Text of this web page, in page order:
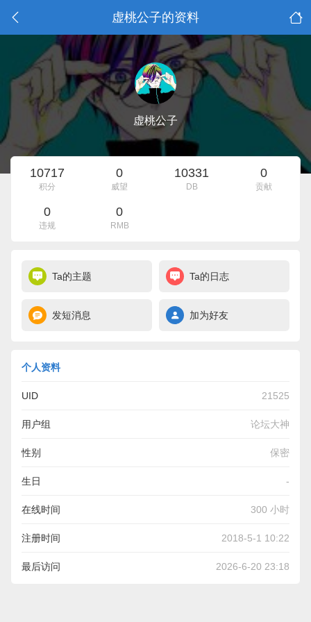
虚桃公子的资料
虚桃公子
10717
积分
0
威望
10331
DB
0
贡献
0
违规
0
RMB
Ta的主题 Ta的日志
发短消息 加为好友
个人资料
UID 21525
用户组 论坛大神
性别 保密
生日 -
在线时间 300 小时
注册时间 2018-5-1 10:22
最后访问 2026-6-20 23:18